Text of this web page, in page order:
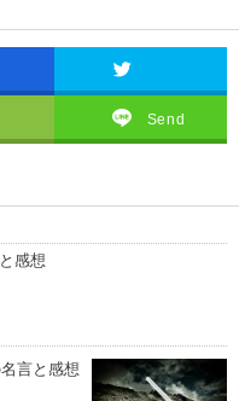
Send
感想
言と感想